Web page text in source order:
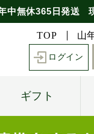
中無休365日発送
TOP 山
ログイン
ギフト